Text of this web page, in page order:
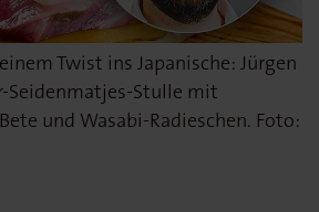
Twist ins Japanische: Jürgen
Seidenmatjes-Stulle mit
und Wasabi-Radieschen. Foto: